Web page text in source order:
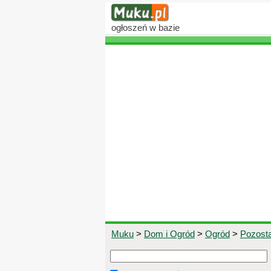
ogłoszeń w bazie
Muku > Dom i Ogród > Ogród >